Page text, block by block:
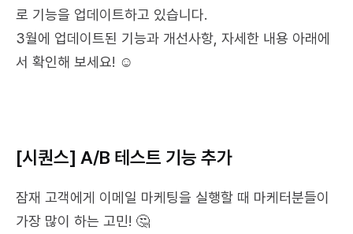
로 기능을 업데이트하고 있습니다.
3월에 업데이트된 기능과 개선사항, 자세한 내용 아래에
서 확인해 보세요! ☺️
[시퀀스] A/B 테스트 기능 추가
잠재 고객에게 이메일 마케팅을 실행할 때 마케터분들이
가장 많이 하는 고민! 🤔